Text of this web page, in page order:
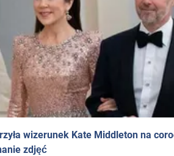
wizerunek Kate Middleton na
zdjęć